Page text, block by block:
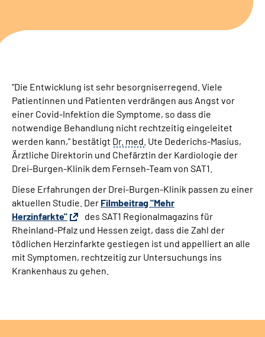
Suche
Leichte Sprache
Gebärdensprache
"Die Entwicklung ist sehr besorgniserregend. Viele
Patientinnen und Patienten verdrängen aus Angst vor
einer Covid-Infektion die Symptome, so dass die
notwendige Behandlung nicht rechtzeitig eingeleitet
werden kann," bestätigt Dr. med. Ute Dederichs-Masius,
Ärztliche Direktorin und Chefärztin der Kardiologie der
Drei-Burgen-Klinik dem Fernseh-Team von SAT1.
Diese Erfahrungen der Drei-Burgen-Klinik passen zu einer
aktuellen Studie. Der Filmbeitrag "Mehr
Herzinfarkte"
des SAT1 Regionalmagazins für
Rheinland-Pfalz und Hessen zeigt, dass die Zahl der
tödlichen Herzinfarkte gestiegen ist und appelliert an alle
mit Symptomen, rechtzeitig zur Untersuchungs ins
Krankenhaus zu gehen.